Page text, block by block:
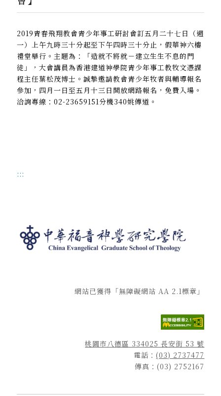
2019青春飛翔教會青少年事工研討會訂五月二十七日（週
一）上午九時三十分起至下午四時三十分止，假華神六樓
禮堂舉行。主題為：「造就不將就－建立生生不息的門
徒」，大會講員為香港建道神學院青少年事工教牧文憑課
程主任葉松茂博士。誠摯邀請教會青少年牧者與輔導報名
參加，四月一日至五月十三日開放網路報名，免費入場。
洽詢專線：02-23659151分機340姚傳道。
:::
網站已獲得「無障礙網站 AA 2.1標章」
桃園市八德區 334025 長安街 53 號
電話：(03) 2737477
傳真：(03) 2752167